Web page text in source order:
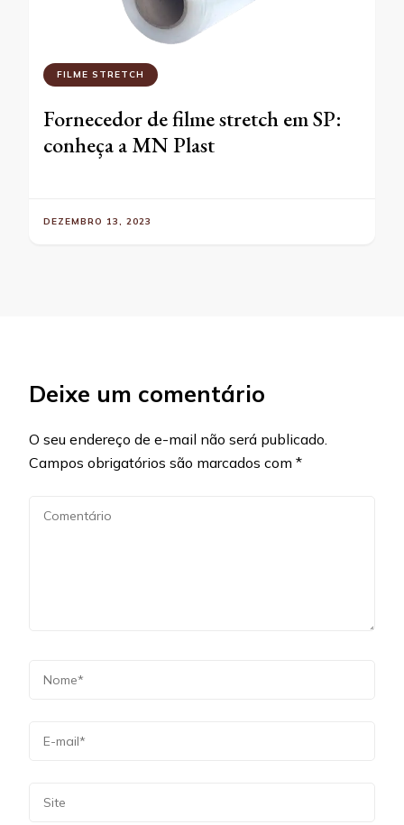
FILME STRETCH
Fornecedor de filme stretch em SP:
conheça a MN Plast
DEZEMBRO 13, 2023
Deixe um comentário
O seu endereço de e-mail não será publicado.
Campos obrigatórios são marcados com *